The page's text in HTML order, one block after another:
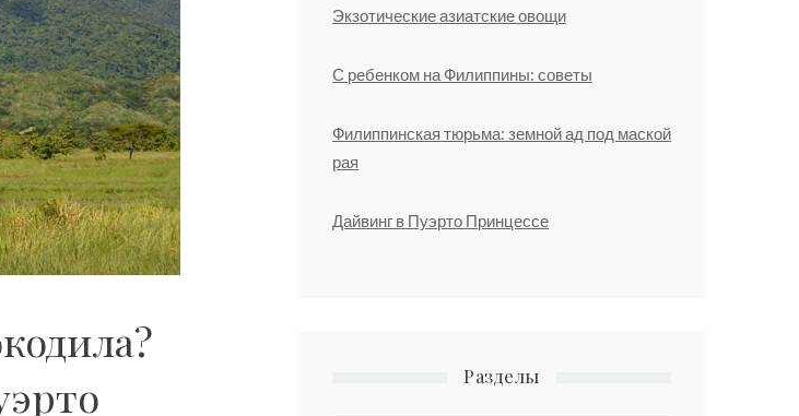
Экзотические азиатские овощи
С ребенком на Филиппины: советы
Филиппинская тюрьма: земной ад под маской
рая
Дайвинг в Пуэрто Принцессе
Разделы